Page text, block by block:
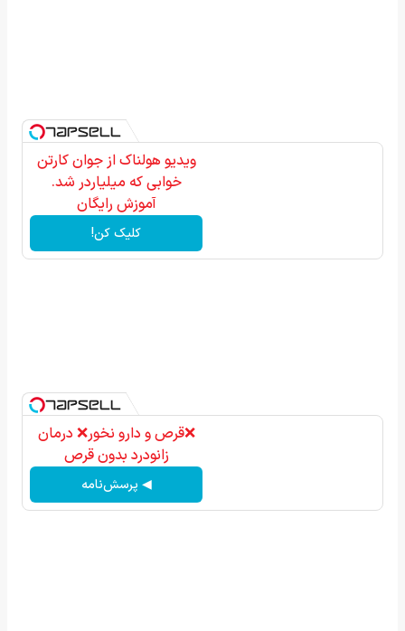
ویدیو هولناک از جوان کارتن
خوابی که میلیاردر شد.
آموزش رایگان
کلیک کن!
❌قرص‌ و دارو نخور❌ درمان
زانودرد بدون قرص
◀ پرسش‌نامه